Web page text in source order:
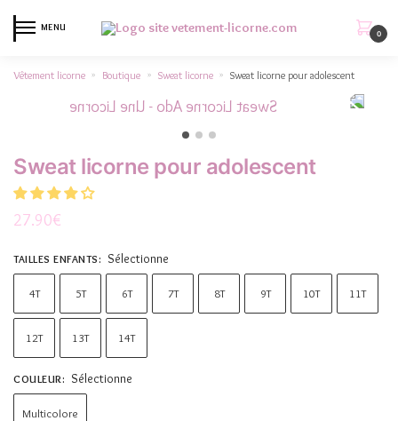
MENU
0
Vêtement licorne » Boutique » Sweat licorne » Sweat licorne pour adolescent
Sweat licorne pour adolescent
27.90€
TAILLES ENFANTS: Sélectionne
4T 5T 6T 7T 8T 9T 10T 11T
12T 13T 14T
COULEUR: Sélectionne
Multicolore